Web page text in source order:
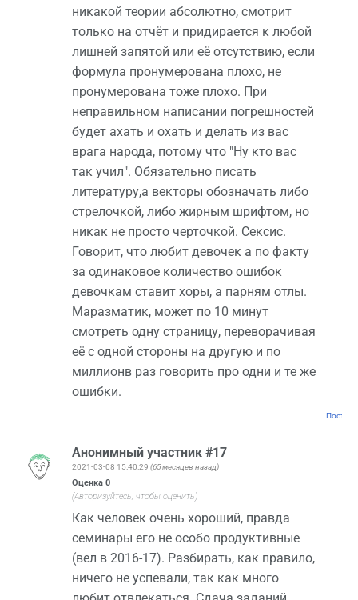
никакой теории абсолютно, смотрит
только на отчёт и придирается к любой
лишней запятой или её отсутствию, если
формула пронумерована плохо, не
пронумерована тоже плохо. При
неправильном написании погрешностей
будет ахать и охать и делать из вас
врага народа, потому что "Ну кто вас
так учил". Обязательно писать
литературу,а векторы обозначать либо
стрелочкой, либо жирным шрифтом, но
никак не просто черточкой. Сексис.
Говорит, что любит девочек а по факту
за одинаковое количество ошибок
девочкам ставит хоры, а парням отлы.
Маразматик, может по 10 минут
смотреть одну страницу, переворачивая
её с одной стороны на другую и по
миллионв раз говорить про одни и те же
ошибки.
Анонимный участник #17
2021-03-08 15:40:29 (65 месяцев назад)
Оценка 0
(Авторизуйтесь, чтобы оценить)
Как человек очень хороший, правда
семинары его не особо продуктивные
(вел в 2016-17). Разбирать, как правило,
ничего не успевали, так как много